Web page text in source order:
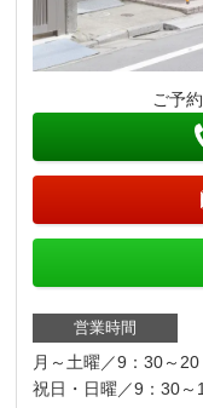
ご予
営業時間
月～土曜／9：30～
祝日・日曜／9：30～